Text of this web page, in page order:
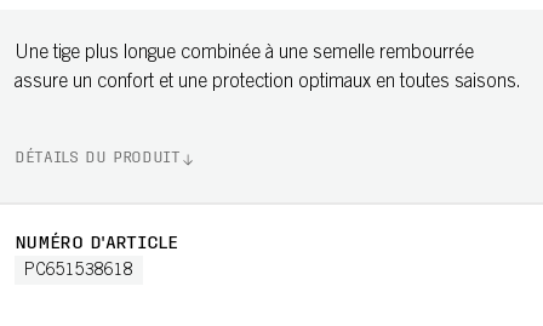
Une tige plus longue combinée à une semelle rembourrée
assure un confort et une protection optimaux en toutes saisons.
DÉTAILS DU PRODUIT
NUMÉRO D'ARTICLE
PC651538618